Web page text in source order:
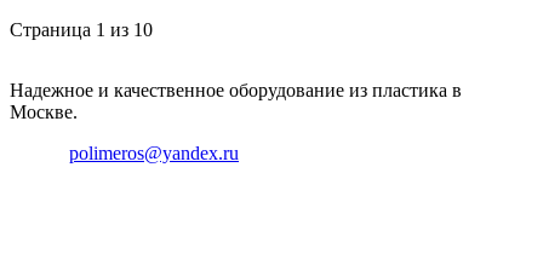
Страница 1 из 10
Надежное и качественное оборудование из пластика в
Москве.
polimeros@yandex.ru